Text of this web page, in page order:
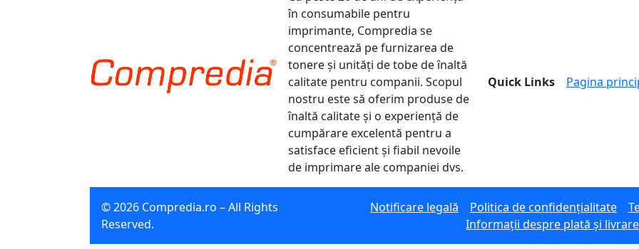
în consumabile pentru
imprimante, Compredia se
concentrează pe furnizarea de
tonere și unități de tobe de înaltă
calitate pentru companii. Scopul
nostru este să oferim produse de
înaltă calitate și o experiență de
cumpărare excelentă pentru a
satisface eficient și fiabil nevoile
de imprimare ale companiei dvs.
Quick Links Pagina
© 2026 Compredia.ro – All Rights
Reserved.
Notificare legală Politica de confidențialitate
Informații despre plată și livrare